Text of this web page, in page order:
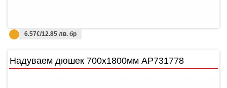
6.57€/12.85 лв. бр
Надуваем дюшек 700х1800мм AP731778